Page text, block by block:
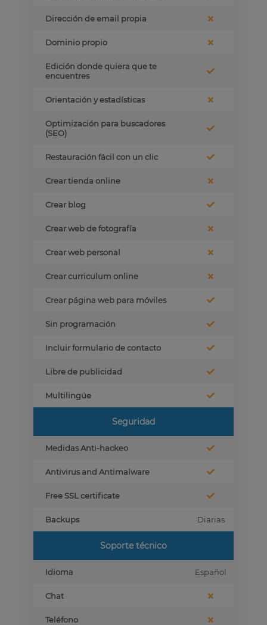
Dirección de email propia
Dominio propio
Edición donde quiera que te
encuentres
Orientación y estadísticas
Optimización para buscadores
(SEO)
Restauración fácil con un clic
Crear tienda online
Crear blog
Crear web de fotografía
Crear web personal
Crear curriculum online
Crear página web para móviles
Sin programación
Incluir formulario de contacto
Libre de publicidad
Multilingüe
Seguridad
Medidas Anti-hackeo
Antivirus and Antimalware
Free SSL certificate
Backups Diarias
Soporte técnico
Idioma Español
Chat
Teléfono